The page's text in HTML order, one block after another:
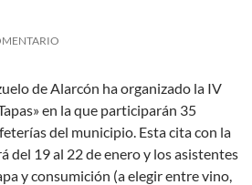
de Alarcón ha organizado la IV
en la que participarán 35
del municipio. Esta cita con la
del 19 al 22 de enero y los asistentes
y consumición (a elegir entre vino,